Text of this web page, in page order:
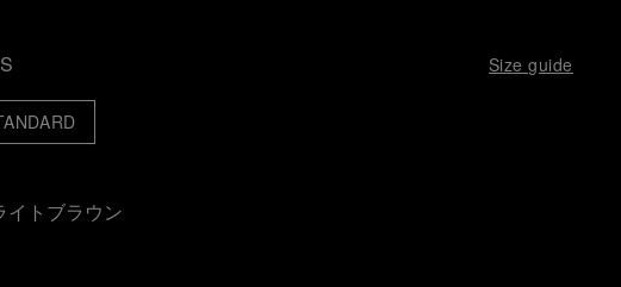
Size guide
イトブラウン